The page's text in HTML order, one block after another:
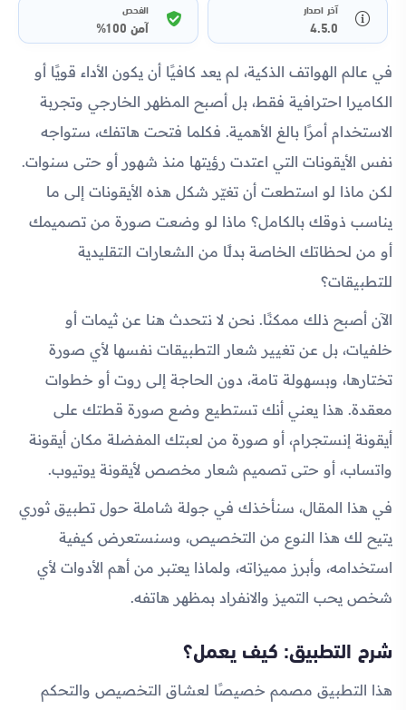
آخر اصدار
4.5.0
الفحص
آمن 100%
في عالم الهواتف الذكية، لم يعد كافيًا أن يكون الأداء قويًا أو
الكاميرا احترافية فقط، بل أصبح المظهر الخارجي وتجربة
الاستخدام أمرًا بالغ الأهمية. فكلما فتحت هاتفك، ستواجه
نفس الأيقونات التي اعتدت رؤيتها منذ شهور أو حتى سنوات.
لكن ماذا لو استطعت أن تغيّر شكل هذه الأيقونات إلى ما
يناسب ذوقك بالكامل؟ ماذا لو وضعت صورة من تصميمك
أو من لحظاتك الخاصة بدلًا من الشعارات التقليدية
للتطبيقات؟
الآن أصبح ذلك ممكنًا. نحن لا نتحدث هنا عن ثيمات أو
خلفيات، بل عن تغيير شعار التطبيقات نفسها لأي صورة
تختارها، وبسهولة تامة، دون الحاجة إلى روت أو خطوات
معقدة. هذا يعني أنك تستطيع وضع صورة قطتك على
أيقونة إنستجرام، أو صورة من لعبتك المفضلة مكان أيقونة
واتساب، أو حتى تصميم شعار مخصص لأيقونة يوتيوب.
في هذا المقال، سنأخذك في جولة شاملة حول تطبيق ثوري
يتيح لك هذا النوع من التخصيص، وسنستعرض كيفية
استخدامه، وأبرز مميزاته، ولماذا يعتبر من أهم الأدوات لأي
شخص يحب التميز والانفراد بمظهر هاتفه.
شرح التطبيق: كيف يعمل؟
هذا التطبيق مصمم خصيصًا لعشاق التخصيص والتحكم